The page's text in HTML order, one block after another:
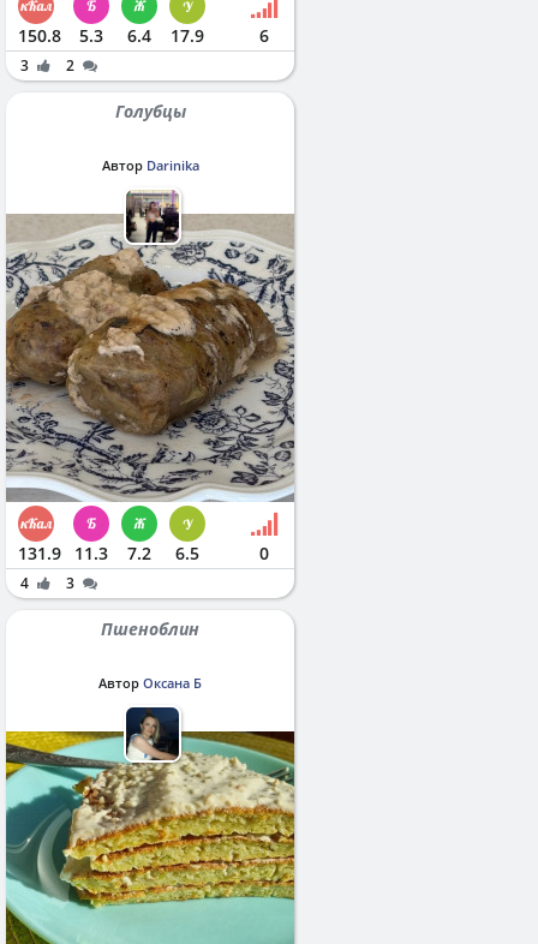
150.8 5.3 6.4 17.9 6
3 2
Голубцы
Автор Darinika
131.9 11.3 7.2 6.5 0
4 3
Пшеноблин
Автор Оксана Б